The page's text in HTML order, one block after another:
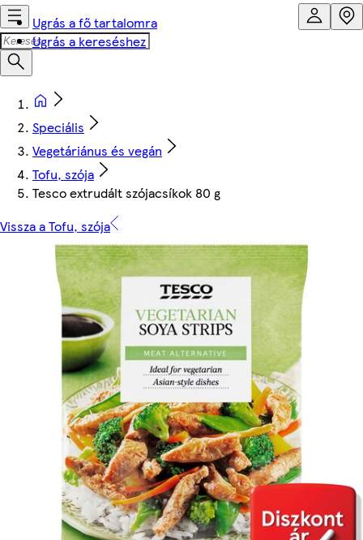
Ugrás a fő tartalomra
Ugrás a kereséshez
Speciális
Vegetáriánus és vegán
Tofu, szója
Tesco extrudált szójacsíkok 80 g
Vissza a Tofu, szója